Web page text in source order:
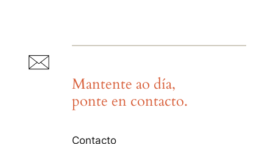
Mantente ao día,
ponte en contacto.
Contacto